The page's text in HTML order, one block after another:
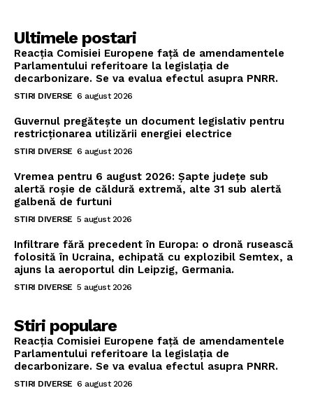
Ultimele postari
Reacția Comisiei Europene față de amendamentele
Parlamentului referitoare la legislația de
decarbonizare. Se va evalua efectul asupra PNRR.
STIRI DIVERSE 6 august 2026
Guvernul pregătește un document legislativ pentru
restricționarea utilizării energiei electrice
STIRI DIVERSE 6 august 2026
Vremea pentru 6 august 2026: Șapte județe sub
alertă roșie de căldură extremă, alte 31 sub alertă
galbenă de furtuni
STIRI DIVERSE 5 august 2026
Infiltrare fără precedent în Europa: o dronă rusească
folosită în Ucraina, echipată cu explozibil Semtex, a
ajuns la aeroportul din Leipzig, Germania.
STIRI DIVERSE 5 august 2026
Stiri populare
Reacția Comisiei Europene față de amendamentele
Parlamentului referitoare la legislația de
decarbonizare. Se va evalua efectul asupra PNRR.
STIRI DIVERSE 6 august 2026